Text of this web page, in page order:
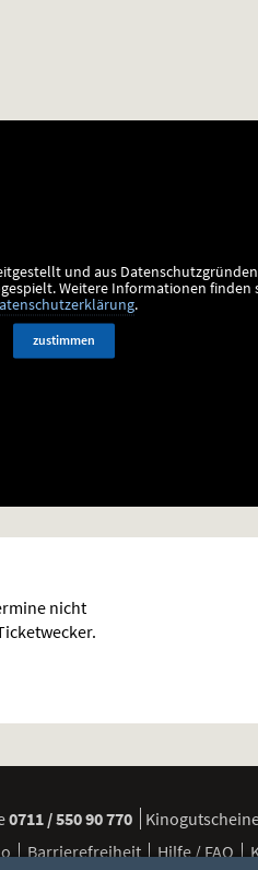
und aus
Weitere Informationen finden
.
zustimmen
nicht
0711 / 550 90 770
Barrierefreiheit Hilfe / FAQ